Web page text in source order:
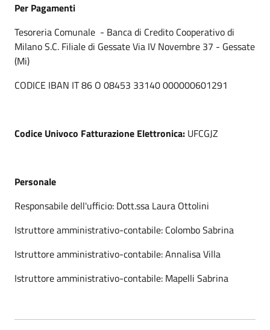
Per Pagamenti
Tesoreria Comunale - Banca di Credito Cooperativo di
Milano S.C. Filiale di Gessate Via IV Novembre 37 - Gessate
(Mi)
CODICE IBAN IT 86 O 08453 33140 000000601291
Codice Univoco Fatturazione Elettronica: UFCGJZ
Personale
Responsabile dell'ufficio: Dott.ssa Laura Ottolini
Istruttore amministrativo-contabile: Colombo Sabrina
Istruttore amministrativo-contabile: Annalisa Villa
Istruttore amministrativo-contabile: Mapelli Sabrina